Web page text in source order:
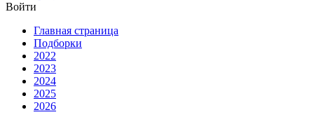
Вой­ти
Глав­ная стра­ни­ца
Подборки
2022
2023
2024
2025
2026